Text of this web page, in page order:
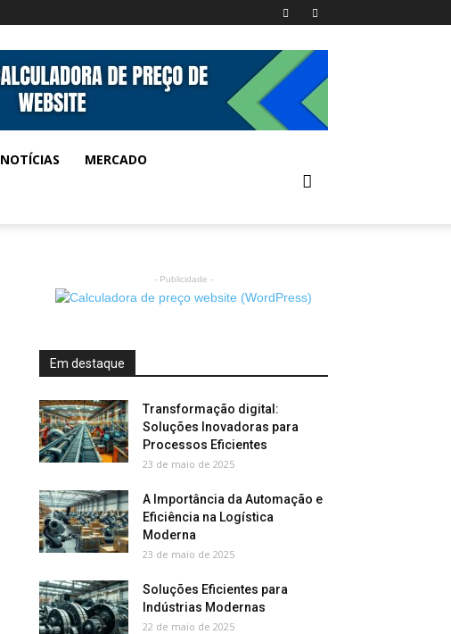
NOTÍCIAS MERCADO
- Publicidade -
Em destaque
Transformação digital:
Soluções Inovadoras para
Processos Eficientes
23 de maio de 2025
A Importância da Automação e
Eficiência na Logística
Moderna
23 de maio de 2025
Soluções Eficientes para
Indústrias Modernas
22 de maio de 2025